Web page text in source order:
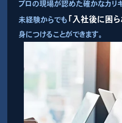
プロの現場が認めた確かなカリ
未経験からでも「入社後に困
身につけることができます。